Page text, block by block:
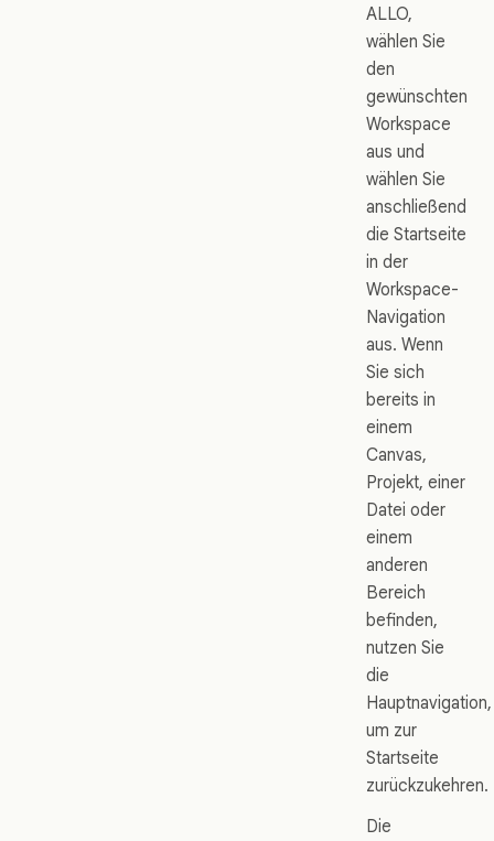
ALLO,
wählen Sie
den
gewünschten
Workspace
aus und
wählen Sie
anschließend
die Startseite
in der
Workspace-
Navigation
aus. Wenn
Sie sich
bereits in
einem
Canvas,
Projekt, einer
Datei oder
einem
anderen
Bereich
befinden,
nutzen Sie
die
Hauptnavigation,
um zur
Startseite
zurückzukehren.
Die